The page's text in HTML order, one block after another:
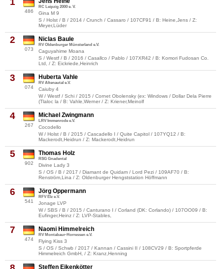
486
RC Leipzig 2000 e. V.
Gina M 9
S / Holst / B / 2014 / Crunch / Cassaro / 107CF91 / B: Heine,Jens / Z:
Meyer,Lüder
2
073
Niclas Baule
RV Oldenburger Münsterland e.V.
Caguyahime Moana
S / Westf / B / 2016 / Casallco / Pablo / 107XR42 / B: Komori Fudosan Co.
Ltd, / Z: Eickriede,Heinrich
3
074
Huberta Vahle
RV Altenautal e.V.
Caiuby 4
W / Westf / Schi / 2015 / Cornet Obolensky (ex: Windows / Dollar Dela Pierre
(Tlaloc la / B: Vahle,Werner / Z: Kriener,Meinolf
4
267
Michael Zwingmann
LRV Immenrode e.V.
Cocodello
W / Holst / B / 2015 / Cascadello I / Quite Capitol / 107YQ12 / B:
Mackerodt,Heidrun / Z: Mackerodt,Heidrun
5
902
Thomas Holz
RSG Gnadental
Divine Lady 3
S / OS / B / 2017 / Diamant de Quidam / Lord Pezi / 109AF70 / B:
Renström,Lina / Z: Oldenburger Hengststation Höffmann
6
541
Jörg Oppermann
RFV Elz e.V.
Jonage LVP
W / SBS / B / 2015 / Canturano I / Corland (DK: Corlando) / 107OO09 / B:
Eufinger,Heinz / Z: LVP-Stables,
7
474
Naomi Himmelreich
RV Montabaur-Horressen e.V.
Flying Kiss 3
S / OS / Schwb / 2017 / Kannan / Cassini II / 108CV29 / B: Sportpferde
Himmelreich GmbH, / Z: Kranz,Henning
Steffen Eikenkötter